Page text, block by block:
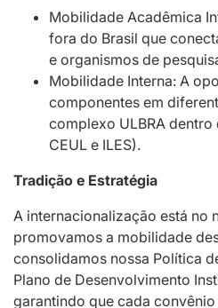
Mobilidade Acadêmica
fora do Brasil que
e organismos de
Mobilidade Interna: A
componentes em
complexo ULBRA dentro
CEUL e ILES).
Tradição e Estratégia
A internacionalização está no
promovamos a mobilidade
consolidamos nossa Política
Plano de Desenvolvimento
garantindo que cada